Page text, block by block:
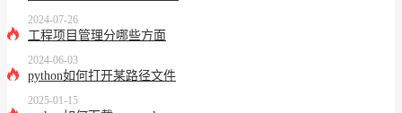
2024-07-26
工程项目管理分哪些方面
2024-06-03
python如何打开某路径文件
2025-01-15